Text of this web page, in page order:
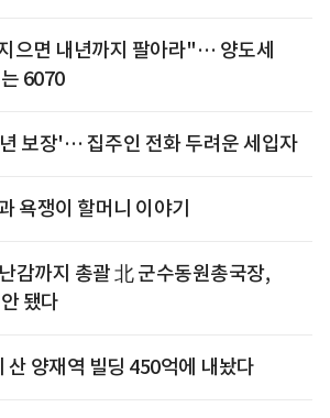
으면 내년까지 팔아라"… 양도세
6070
보장'… 집주인 전화 두려운 세입자
욕쟁이 할머니 이야기
감까지 총괄 北 군수동원총국장,
됐다
산 양재역 빌딩 450억에 내놨다